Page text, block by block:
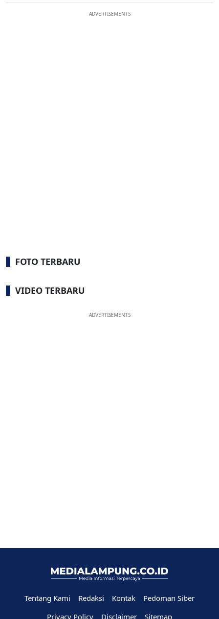
ADVERTISEMENTS
FOTO TERBARU
VIDEO TERBARU
ADVERTISEMENTS
Tentang Kami Redaksi Kontak
Pedoman Siber
Privacy Policy
Disclaimer Sitemap